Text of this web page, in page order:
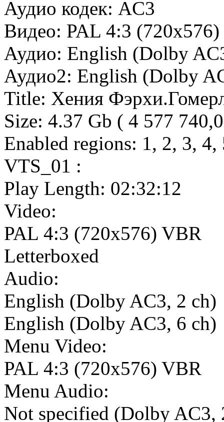
Аудио кодек: AC3
Видео: PAL 4:3
Аудио: English (Dolby
Аудио2: English (Dolby
Title: Хения
Size: 4.37 Gb ( 4 577
Enabled regions: 1, 2, 3, 4,
VTS_01 :
Play Length: 02:32:12
Video:
PAL 4:3 (720x576) VBR
Letterboxed
Audio:
English (Dolby AC3, 2 ch)
English (Dolby AC3, 6 ch)
Menu Video:
PAL 4:3 (720x576) VBR
Menu Audio:
Not specified (Dolby AC3,